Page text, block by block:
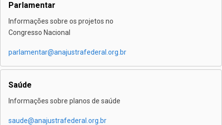
Parlamentar
Informações sobre os projetos no
Congresso Nacional
parlamentar@anajustrafederal.org.br
Saúde
Informações sobre planos de saúde
saude@anajustrafederal.org.br